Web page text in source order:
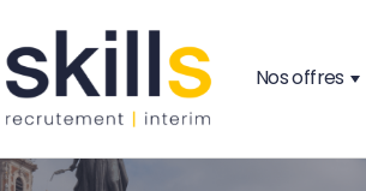
Nos offres